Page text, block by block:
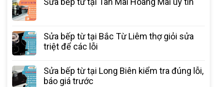
Sửa bếp từ tại Bắc Từ Liêm thợ giỏi sửa
triệt để các lỗi
Sửa bếp từ tại Long Biên kiểm tra đúng lỗi,
báo giá trước